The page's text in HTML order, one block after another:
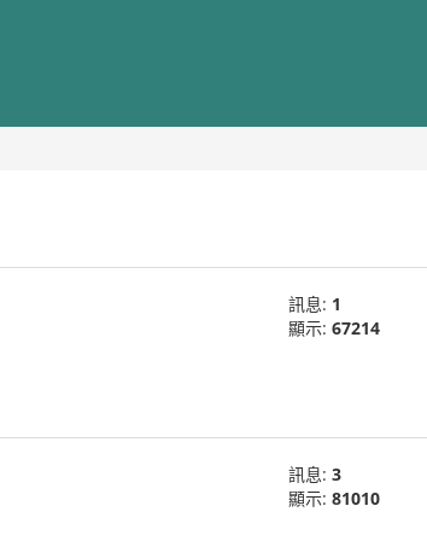
訊息: 1
顯示: 67214
訊息: 3
顯示: 81010